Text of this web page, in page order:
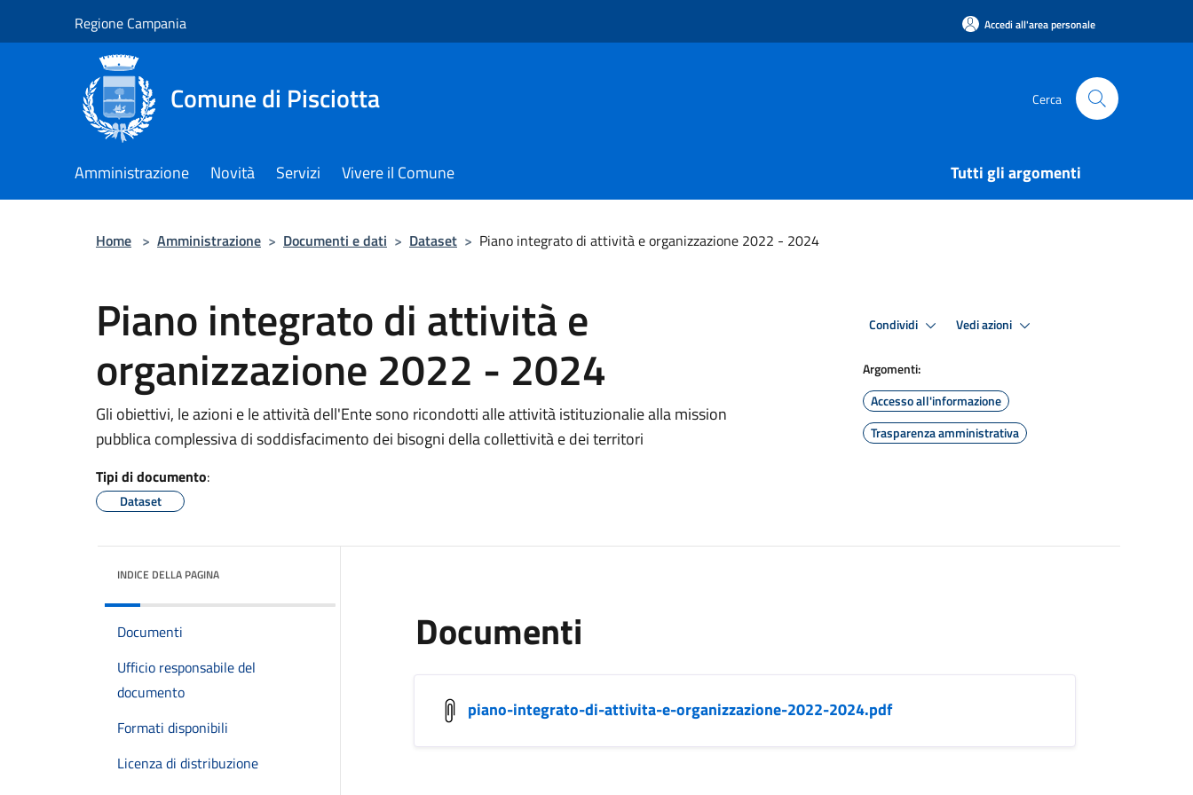
Regione Campania Accedi all'area personale
Comune di Pisciotta Cerca
Amministrazione Novità Servizi Vivere il Comune Tutti gli argomenti
Home > Amministrazione > Documenti e dati > Dataset > Piano integrato di attività e organizzazione 2022 - 2024
Piano integrato di attività e
organizzazione 2022 - 2024
Gli obiettivi, le azioni e le attività dell'Ente sono ricondotti alle attività istituzionalie alla mission
pubblica complessiva di soddisfacimento dei bisogni della collettività e dei territori
Tipi di documento:
Dataset
Condividi Vedi azioni
Argomenti:
Accesso all'informazione
Trasparenza amministrativa
INDICE DELLA PAGINA
Documenti
Ufficio responsabile del
documento
Formati disponibili
Licenza di distribuzione
Documenti
piano-integrato-di-attivita-e-organizzazione-2022-2024.pdf